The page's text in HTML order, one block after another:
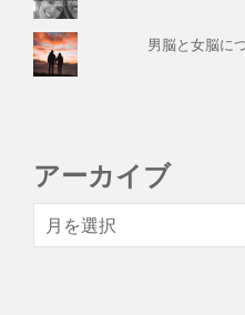
男脳と女脳に
アーカイブ